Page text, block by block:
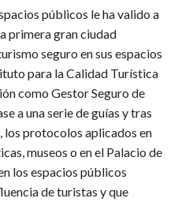
públicos le ha valido a
primera gran ciudad
seguro en sus espacios
para la Calidad Turística
como Gestor Seguro de
a una serie de guías y tras
los protocolos aplicados en
museos o en el Palacio de
los espacios públicos
de turistas y que